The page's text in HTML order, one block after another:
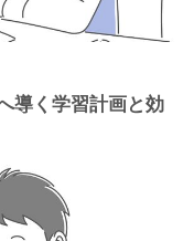
導く学習計画と効